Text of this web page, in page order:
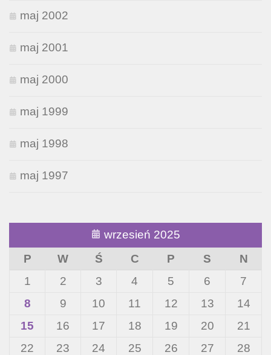
maj 2002
maj 2001
maj 2000
maj 1999
maj 1998
maj 1997
wrzesień 2025
P
W Ś C P S
N
1
2 3 4 5 6
7
8
9 10 11 12 13
14
15
16 17 18 19 20
21
22
23 24 25 26 27
28